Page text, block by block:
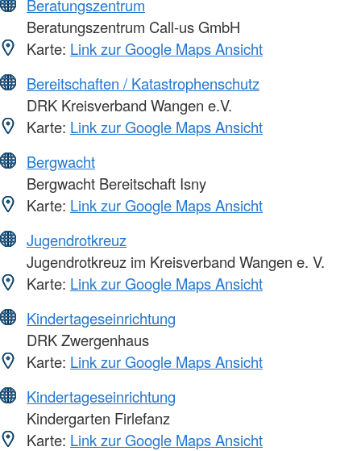
Beratungszentrum
Beratungszentrum Call-us GmbH
Karte: Link zur Google Maps Ansicht
Bereitschaften / Katastrophenschutz
DRK Kreisverband Wangen e.V.
Karte: Link zur Google Maps Ansicht
Bergwacht
Bergwacht Bereitschaft Isny
Karte: Link zur Google Maps Ansicht
Jugendrotkreuz
Jugendrotkreuz im Kreisverband Wangen e. V.
Karte: Link zur Google Maps Ansicht
Kindertageseinrichtung
DRK Zwergenhaus
Karte: Link zur Google Maps Ansicht
Kindertageseinrichtung
Kindergarten Firlefanz
Karte: Link zur Google Maps Ansicht